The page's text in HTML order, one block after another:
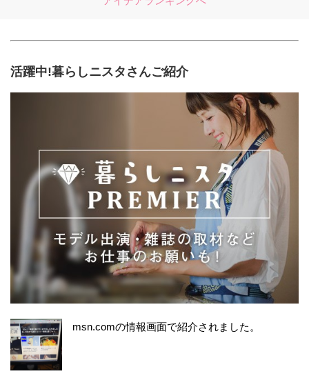
活躍中!暮らしニスタさんご紹介
msn.comの情報画面で紹介されました。